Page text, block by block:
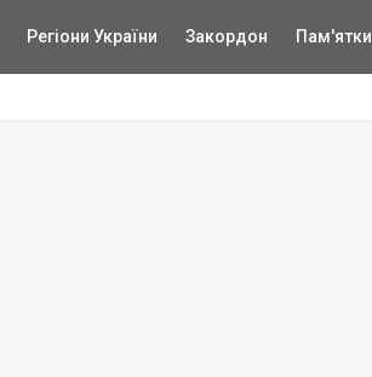
Регіони України Закордон Пам'ятки